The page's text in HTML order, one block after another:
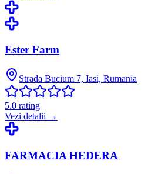
Ester Farm
Strada Bucium 7, Iasi, Rumania
5.0 rating
Vezi detalii →
FARMACIA HEDERA